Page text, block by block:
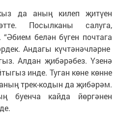
да аның килеп җитүен
Посылканы салуга,
белән бүген почтага
Андагы күчтәнәчләрне
Алдан җибәрәбез. Үзенә
инде. Туган көне көнне
трек-кодын да җи­бәрәм.
буенча кайда йөр­гәнен